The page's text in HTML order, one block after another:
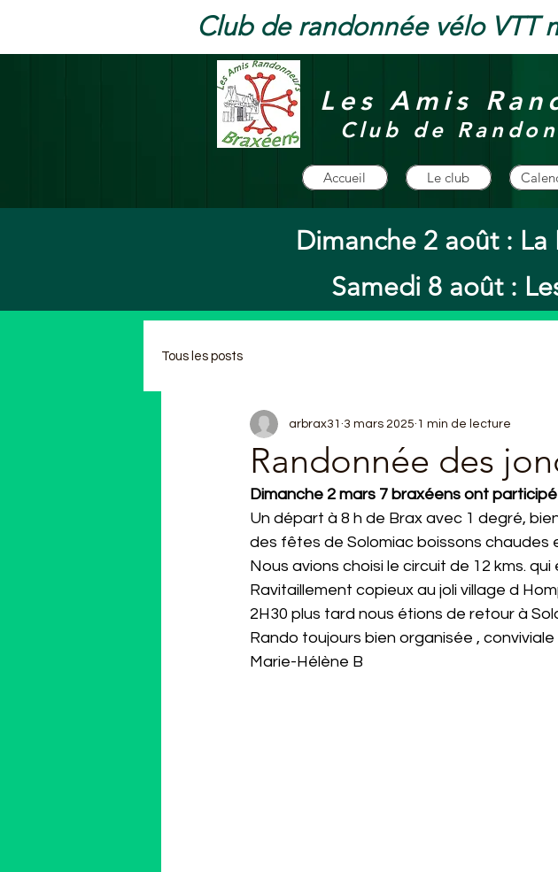
Club de randonnée vélo VTT
Les Amis
Club de
Accueil Le club
Dimanche 2 août : La
Samedi 8 août :
Tous les posts
Randonnée des
arbrax31 3 mars 2025 1 min de lecture
Dimanche 2 mars 7 braxéens ont
Un départ à 8 h de Brax avec 1 degré,
des fêtes de Solomiac boissons chaudes
Nous avions choisi le circuit de 12 kms.
Ravitaillement copieux au joli village d
2H30 plus tard nous étions de retour à
Rando toujours bien organisée ,
Marie-Hélène B